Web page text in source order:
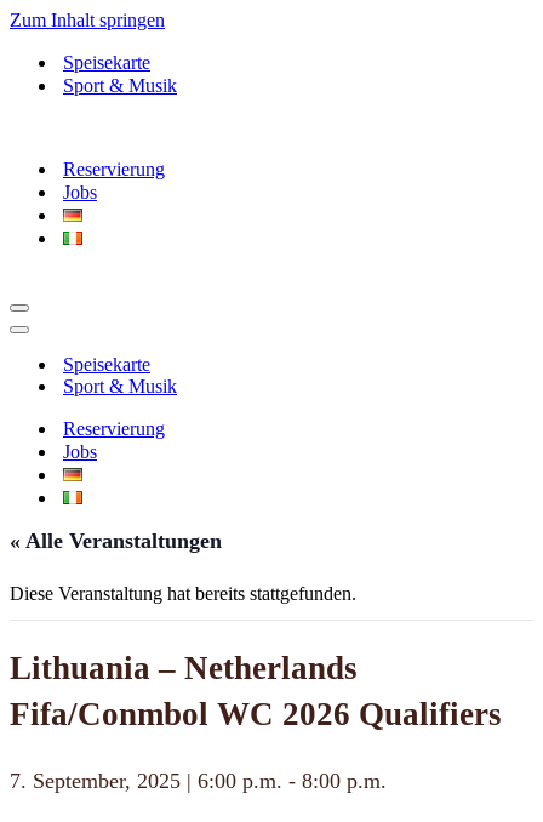
Zum Inhalt springen
Speisekarte
Sport & Musik
Reservierung
Jobs
Navigationsmenü
Navigationsmenü
Speisekarte
Sport & Musik
Reservierung
Jobs
« Alle Veranstaltungen
Diese Veranstaltung hat bereits stattgefunden.
Lithuania – Netherlands
Fifa/Conmbol WC 2026 Qualifiers
7. September, 2025 | 6:00 p.m. - 8:00 p.m.